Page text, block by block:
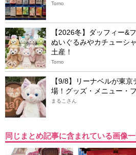
Tomo
【2026冬】ダッフィー&
ぬいぐるみやカチューシ
土産！
Tomo
【9/8】リーナベルが東
場！グッズ・メニュー・
まるこさん
同じまとめ記事に含まれている画像